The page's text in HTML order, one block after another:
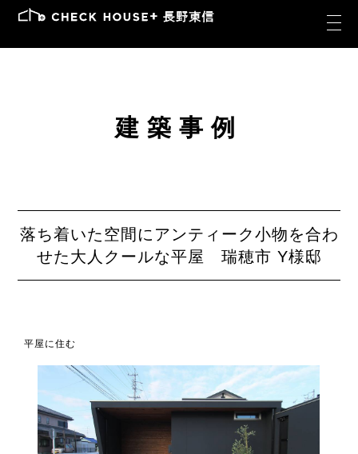
建築事例
落ち着いた空間にアンティーク小物を合わ
せた大人クールな平屋 瑞穂市 Y様邸
平屋に住む